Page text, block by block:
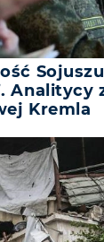
Analitycy
Kremla